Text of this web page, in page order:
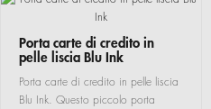
Porta carte di credito in
pelle liscia Blu Ink
Porta carte di credito in pelle liscia
Blu Ink. Questo piccolo porta